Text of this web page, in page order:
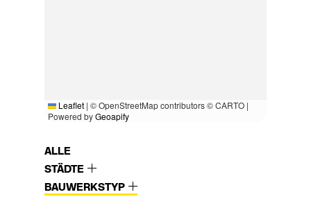
Leaflet | © OpenStreetMap contributors © CARTO |
Powered byGeoapify
ALLE
STÄDTE
BAUWERKSTYP